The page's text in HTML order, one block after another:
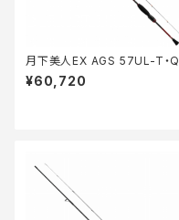
月下美人EX AGS 57UL-T・Q
¥60,720